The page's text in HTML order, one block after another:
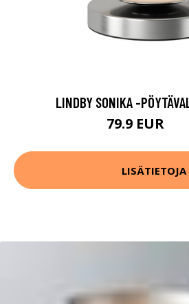
LINDBY SONIKA -
79.9 EUR
LISÄTIETOJA